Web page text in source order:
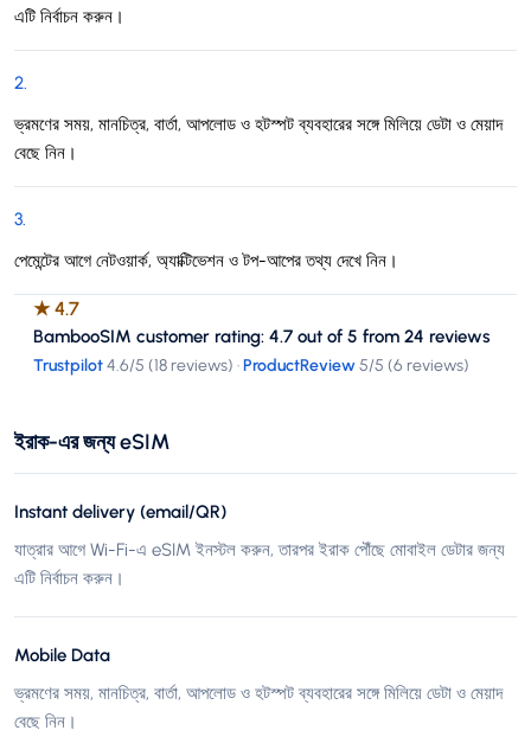
এটি নির্বাচন করুন।
2.
ভ্রমণের সময়, মানচিত্র, বার্তা, আপলোড ও হটস্পট ব্যবহারের সঙ্গে মিলিয়ে ডেটা ও মেয়াদ
বেছে নিন।
3.
পেমেন্টের আগে নেটওয়ার্ক, অ্যাক্টিভেশন ও টপ-আপের তথ্য দেখে নিন।
★4.7
BambooSIM customer rating: 4.7 out of 5 from 24 reviews
Trustpilot4.6/5 (18 reviews) ·ProductReview5/5 (6 reviews)
ইরাক-এর জন্য eSIM
Instant delivery (email/QR)
যাত্রার আগে Wi-Fi-এ eSIM ইনস্টল করুন, তারপর ইরাক পৌঁছে মোবাইল ডেটার জন্য
এটি নির্বাচন করুন।
Mobile Data
ভ্রমণের সময়, মানচিত্র, বার্তা, আপলোড ও হটস্পট ব্যবহারের সঙ্গে মিলিয়ে ডেটা ও মেয়াদ
বেছে নিন।